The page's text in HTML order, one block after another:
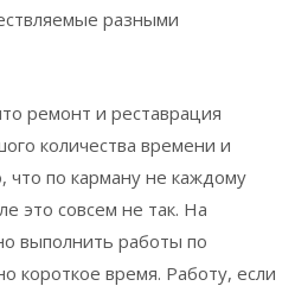
разными
ремонт и реставрация
количества времени и
что по карману не каждому
это совсем не так. На
выполнить работы по
короткое время. Работу, если